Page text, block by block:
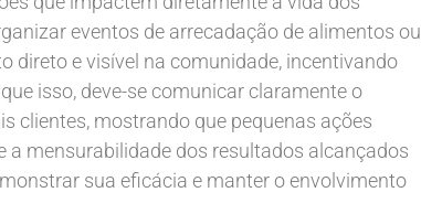
eventos de arrecadação de alimentos ou
direto e visível na comunidade, incentivando
isso, deve-se comunicar claramente o
clientes, mostrando que pequenas ações
a mensurabilidade dos resultados alcançados
sua eficácia e manter o envolvimento